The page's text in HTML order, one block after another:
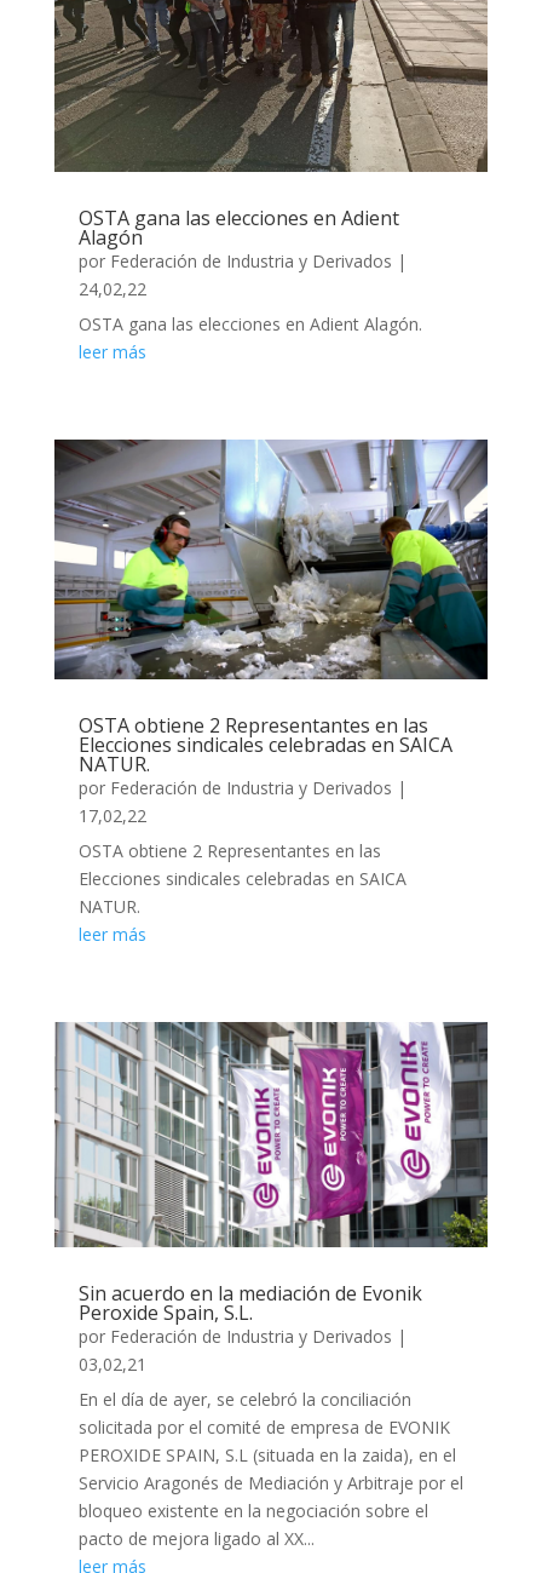
OSTA gana las elecciones en Adient
Alagón
por Federación de Industria y Derivados |
24,02,22
OSTA gana las elecciones en Adient Alagón.
leer más
OSTA obtiene 2 Representantes en las
Elecciones sindicales celebradas en SAICA
NATUR.
por Federación de Industria y Derivados |
17,02,22
OSTA obtiene 2 Representantes en las
Elecciones sindicales celebradas en SAICA
NATUR.
leer más
Sin acuerdo en la mediación de Evonik
Peroxide Spain, S.L.
por Federación de Industria y Derivados |
03,02,21
En el día de ayer, se celebró la conciliación
solicitada por el comité de empresa de EVONIK
PEROXIDE SPAIN, S.L (situada en la zaida), en el
Servicio Aragonés de Mediación y Arbitraje por el
bloqueo existente en la negociación sobre el
pacto de mejora ligado al XX...
leer más